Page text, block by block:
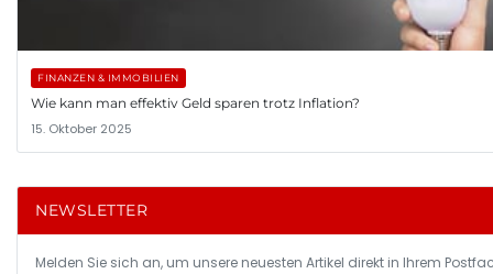
FINANZEN & IMMOBILIEN
Wie kann man effektiv Geld sparen trotz Inflation?
15. Oktober 2025
NEWSLETTER
Melden Sie sich an, um unsere neuesten Artikel direkt in Ihrem